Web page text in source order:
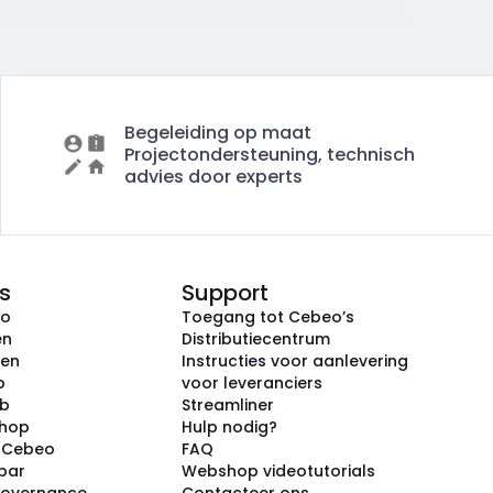
Begeleiding op maat
Projectondersteuning, technisch
advies door experts
Support
Toegang tot Cebeo’s
Distributiecentrum
Instructies voor aanlevering
voor leveranciers
Streamliner
Hulp nodig?
FAQ
Webshop videotutorials